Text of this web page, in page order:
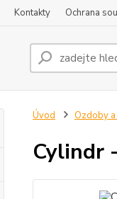
Kontakty Ochrana
Úvod Ozdoby
Cylindr